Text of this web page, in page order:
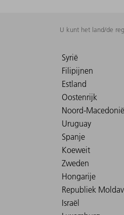
U kunt het land/de